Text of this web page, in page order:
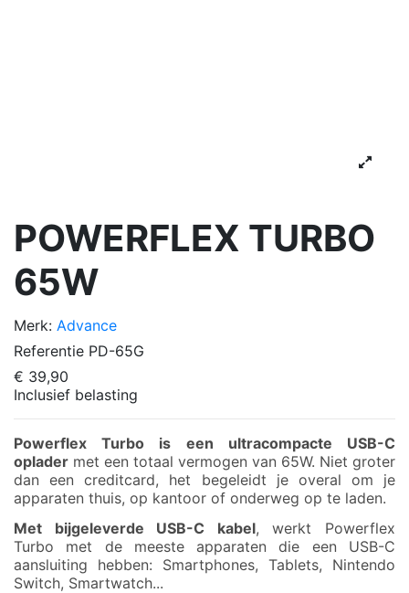
POWERFLEX TURBO
65W
Merk: Advance
Referentie PD-65G
€ 39,90
Inclusief belasting
Powerflex Turbo is een ultracompacte USB-C
oplader met een totaal vermogen van 65W. Niet groter
dan een creditcard, het begeleidt je overal om je
apparaten thuis, op kantoor of onderweg op te laden.
Met bijgeleverde USB-C kabel, werkt Powerflex
Turbo met de meeste apparaten die een USB-C
aansluiting hebben: Smartphones, Tablets, Nintendo
Switch, Smartwatch...